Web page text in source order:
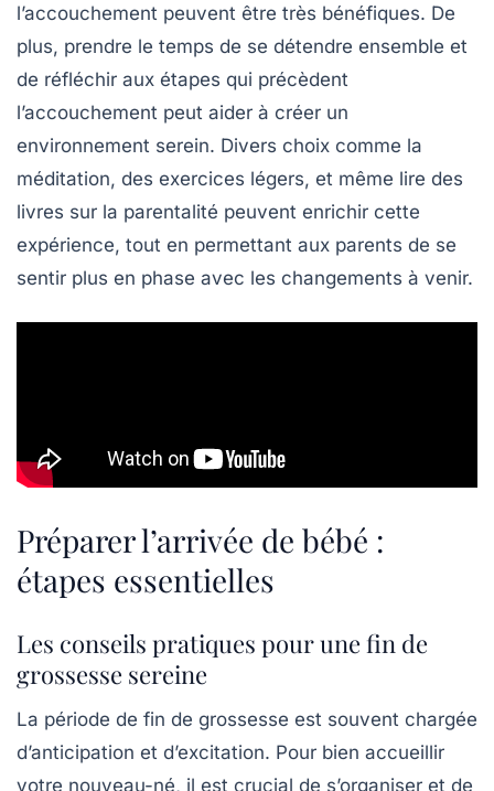
l’accouchement peuvent être très bénéfiques. De
plus, prendre le temps de se détendre ensemble et
de réfléchir aux étapes qui précèdent
l’accouchement peut aider à créer un
environnement serein. Divers choix comme la
méditation, des exercices légers, et même lire des
livres sur la parentalité peuvent enrichir cette
expérience, tout en permettant aux parents de se
sentir plus en phase avec les changements à venir.
Préparer l’arrivée de bébé :
étapes essentielles
Les conseils pratiques pour une fin de
grossesse sereine
La période de fin de grossesse est souvent chargée
d’anticipation et d’excitation. Pour bien accueillir
votre nouveau-né, il est crucial de s’organiser et de